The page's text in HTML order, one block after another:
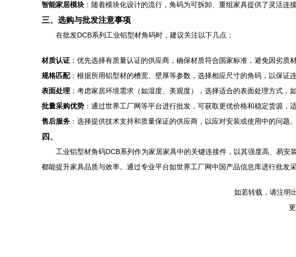
智能家居模块 ：随着模块化设计的流行，角码为可拆卸、重组家具提供了灵活连接
三、选购与批发注意事项
在批发DCB系列工业铝型材角码时，建议关注以下几点：
材质认证 ：优先选择有质量认证的供应商，确保材质符合国家标准，避免因劣质
规格匹配：根据所用铝型材的槽宽、壁厚等参数，选择相应尺寸的角码，以保证
表面处理 ：考虑家居环境需求（如湿度、美观度），选择适合的表面处理方式，
批量采购优势 ：通过世界工厂网等平台进行批发，可获取更优价格和稳定货源，
售后服务 ：选择提供技术支持和质量保证的供应商，以应对安装或使用中的问题。
四、
工业铝型材角码DCB系列作为家居家具中的关键连接件，以其强度高、易
都能提升家具品质与效率。通过专业平台如世界工厂网中国产品信息库进行批发
如若转载，请注明